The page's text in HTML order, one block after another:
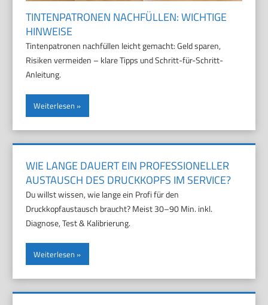
TINTENPATRONEN NACHFÜLLEN: WICHTIGE
HINWEISE
Tintenpatronen nachfüllen leicht gemacht: Geld sparen,
Risiken vermeiden – klare Tipps und Schritt-für-Schritt-
Anleitung.
Weiterlesen
WIE LANGE DAUERT EIN PROFESSIONELLER
AUSTAUSCH DES DRUCKKOPFS IM SERVICE?
Du willst wissen, wie lange ein Profi für den
Druckkopfaustausch braucht? Meist 30–90 Min. inkl.
Diagnose, Test & Kalibrierung.
Weiterlesen